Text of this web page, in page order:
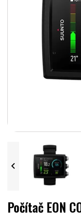

Počítač EON